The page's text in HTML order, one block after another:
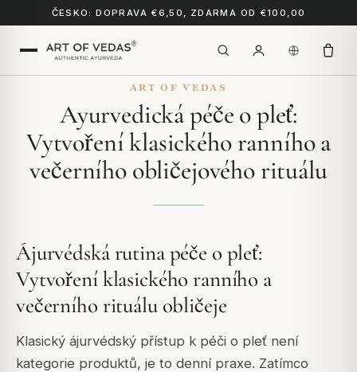
ČESKO: DOPRAVA €6,50, ZDARMA OD €100,00
ART OF VEDAS
Ayurvedická péče o pleť:
Vytvoření klasického ranního a
večerního obličejového rituálu
Ájurvédská rutina péče o pleť:
Vytvoření klasického ranního a
večerního rituálu obličeje
Klasický ájurvédský přístup k péči o pleť není
kategorie produktů, je to denní praxe. Zatímco